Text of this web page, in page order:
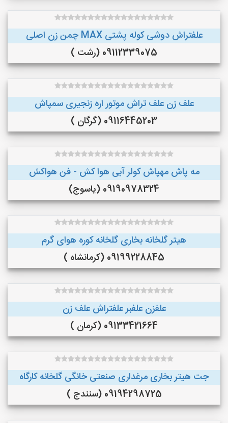
علفتراش دوشی کوله پشتی MAX چمن زن اصلی
09112339075 (رشت )
علف زن علف تراش موتور اره زنجیری سمپاش
09116445203 (گرگان )
مه پاش مهپاش کولر آبی هوا کش - فن هواکش
09190978324 (یاسوج)
هیتر گلخانه بخاری گلخانه کوره هوای گرم
09199228845 (کرمانشاه )
علفزن علفبر علفتراش علف زن
09133421664 (کرمان )
جت هیتر بخاری مرغداری صنعتی خانگی گلخانه کارگاه
09194298725 (سنندج )